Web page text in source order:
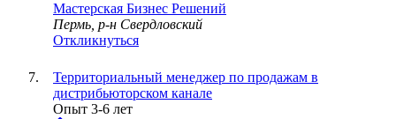
Мастерская Бизнес Решений
Пермь, р-н Свердловский
Откликнуться
Территориальный менеджер по продажам в
дистрибьюторском канале
Опыт 3-6 лет